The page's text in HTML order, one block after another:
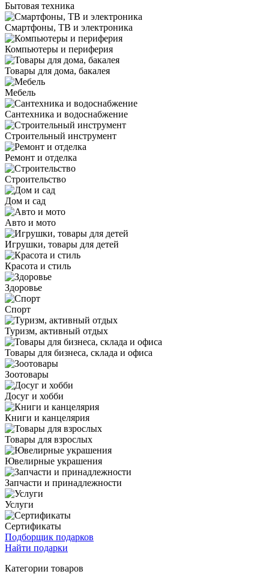
Бытовая техника
Смартфоны, ТВ и электроника
Компьютеры и периферия
Товары для дома, бакалея
Мебель
Сантехника и водоснабжение
Строительный инструмент
Ремонт и отделка
Строительство
Дом и сад
Авто и мото
Игрушки, товары для детей
Красота и стиль
Здоровье
Спорт
Туризм, активный отдых
Товары для бизнеса, склада и офиса
Зоотовары
Досуг и хобби
Книги и канцелярия
Товары для взрослых
Ювелирные украшения
Запчасти и принадлежности
Услуги
Сертификаты
Подборщик подарков
Найти подарки
Категории товаров